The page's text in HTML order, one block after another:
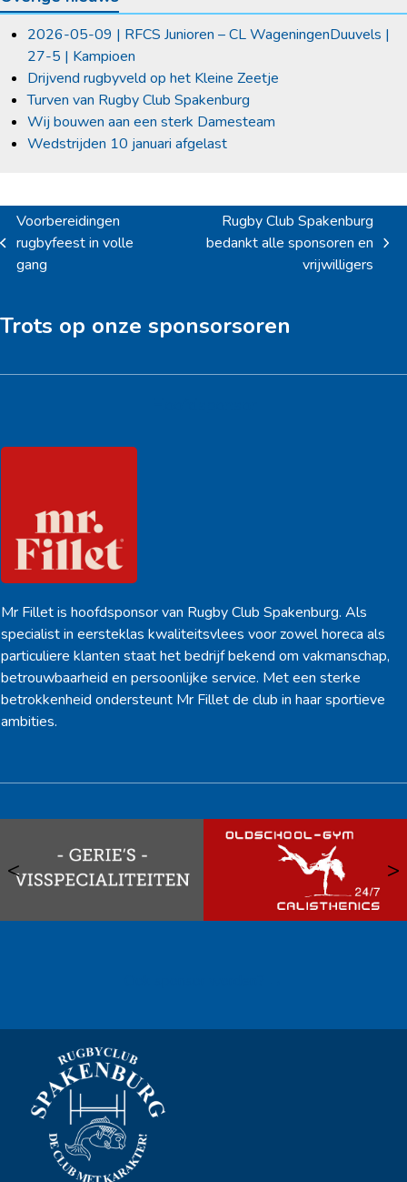
2026-05-09 | RFCS Junioren – CL WageningenDuuvels |
27-5 | Kampioen
Drijvend rugbyveld op het Kleine Zeetje
Turven van Rugby Club Spakenburg
Wij bouwen aan een sterk Damesteam
Wedstrijden 10 januari afgelast
previous
post:
Voorbereidingen
rugbyfeest in volle
gang
Rugby Club Spakenburg
bedankt alle sponsoren en
vrijwilligers
Trots op onze sponsorsoren
Mr Fillet is hoofdsponsor van Rugby Club Spakenburg. Als
specialist in eersteklas kwaliteitsvlees voor zowel horeca als
particuliere klanten staat het bedrijf bekend om vakmanschap,
betrouwbaarheid en persoonlijke service. Met een sterke
betrokkenheid ondersteunt Mr Fillet de club in haar sportieve
ambities.
< >